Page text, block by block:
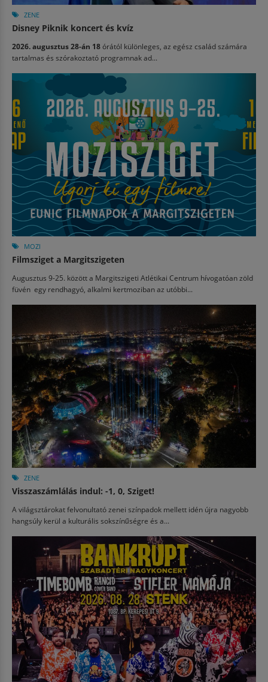
ZENE
Disney Piknik koncert és kvíz
2026. augusztus 28-án 18órától különleges, az egész család számára
tartalmas és szórakoztató programnak ad...
MOZI
Filmsziget a Margitszigeten
Augusztus 9-25. között a Margitszigeti Atlétikai Centrum hívogatóan zöld
füvén egy rendhagyó, alkalmi kertmoziban az utóbbi...
ZENE
Visszaszámlálás indul: -1, 0, Sziget!
A világsztárokat felvonultató zenei színpadok mellett idén újra nagyobb
hangsúly kerül a kulturális sokszínűségre és a...